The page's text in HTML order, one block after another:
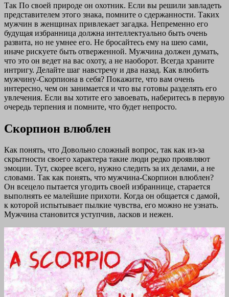
Так По своей природе он охотник. Если вы решили завладеть
представителем этого знака, помните о сдержанности. Таких
мужчин в женщинах привлекает загадка. Непременно его
будущая избранница должна интеллектуально быть очень
развита, но не умнее его. Не бросайтесь ему на шею сами,
иначе рискуете быть отверженной. Мужчина должен думать,
что это он ведет на вас охоту, а не наоборот. Всегда храните
интригу. Делайте шаг навстречу и два назад. Как влюбить
мужчину-Скорпиона в себя? Покажите, что вам очень
интересно, чем он занимается и что вы готовы разделять его
увлечения. Если вы хотите его завоевать, наберитесь в первую
очередь терпения и помните, что будет непросто.
Скорпион влюблен
Как понять, что Довольно сложный вопрос, так как из-за
скрытности своего характера такие люди редко проявляют
эмоции. Тут, скорее всего, нужно следить за их делами, а не
словами. Так как понять, что мужчина-Скорпион влюблен?
Он всецело пытается угодить своей избраннице, старается
выполнять ее малейшие прихоти. Когда он общается с дамой,
к которой испытывает пылкие чувства, его можно не узнать.
Мужчина становится уступчив, ласков и нежен.